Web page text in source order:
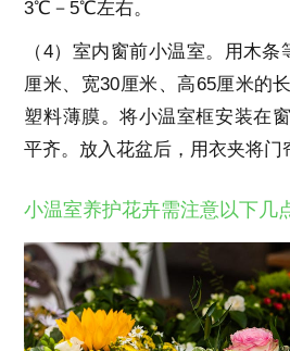
3℃－5℃左右。
（4）室内窗前小温室。用木
厘米、宽30厘米、高65厘米的
塑料薄膜。将小温室框安装在
平齐。放入花盆后，用衣夹将门
小温室养护花卉需注意以下几